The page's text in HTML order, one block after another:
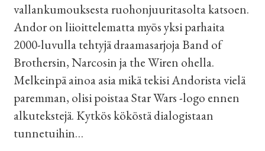
vallankumouksesta ruohonjuuritasolta katsoen.
Andor on liioittelematta myös yksi parhaita
2000-luvulla tehtyjä draamasarjoja Band of
Brothersin, Narcosin ja the Wiren ohella.
Melkeinpä ainoa asia mikä tekisi Andorista vielä
paremman, olisi poistaa Star Wars -logo ennen
alkutekstejä. Kytkös kököstä dialogistaan
tunnetuihin…